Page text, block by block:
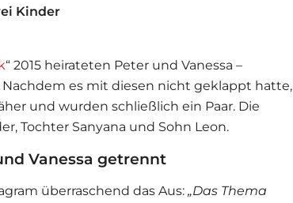
Kinder
“ 2015 heirateten Peter und Vanessa –
Nachdem es mit diesen nicht geklappt hatte,
und wurden schließlich ein Paar. Die
Tochter Sanyana und Sohn Leon.
Vanessa getrennt
überraschend das Aus: „Das Thema